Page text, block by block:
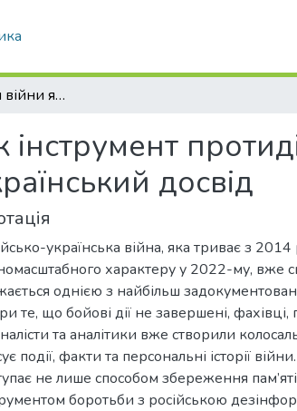
Документування війни як інструмент протидії дезінформації та російській пропаганді: український досвід
досвід
українська війна, яка триває з 2014
характеру у 2022-му, вже
однією з найбільш
те, що бойові дії не завершені,
та аналітики вже створили
події, факти та персональні історії
не лише способом збереження
боротьби з російською